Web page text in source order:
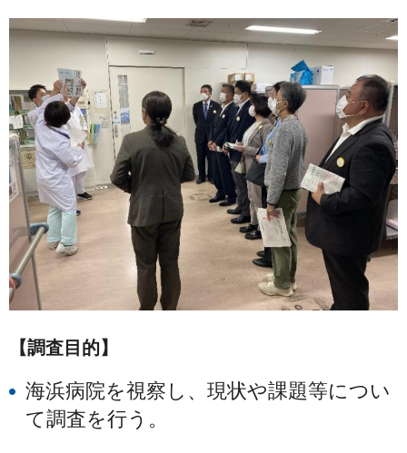
【調査目的】
海浜病院を視察し、現状や課題等につい
て調査を行う。